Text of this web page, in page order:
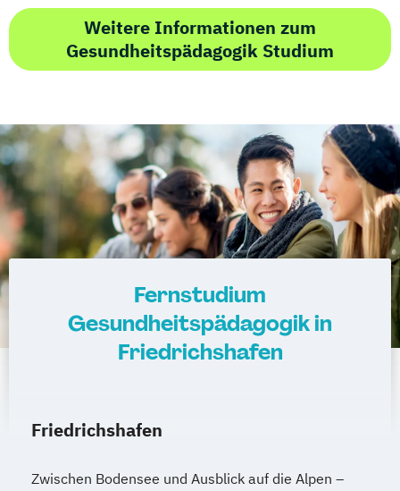
Weitere Informationen zum
Gesundheitspädagogik Studium
Fernstudium
Gesundheitspädagogik in
Friedrichshafen
Friedrichshafen
Zwischen Bodensee und Ausblick auf die Alpen –